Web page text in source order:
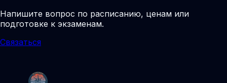
Напишите вопрос по расписанию, ценам или
подготовке к экзаменам.
Связаться